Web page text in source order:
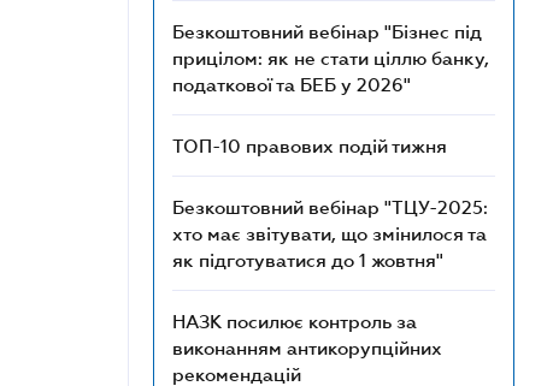
Безкоштовний вебінар "Бізнес під
прицілом: як не стати ціллю банку,
податкової та БЕБ у 2026"
ТОП-10 правових подій тижня
Безкоштовний вебінар "ТЦУ-2025:
хто має звітувати, що змінилося та
як підготуватися до 1 жовтня"
НАЗК посилює контроль за
виконанням антикорупційних
рекомендацій